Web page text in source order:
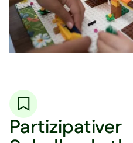
Partizipativer